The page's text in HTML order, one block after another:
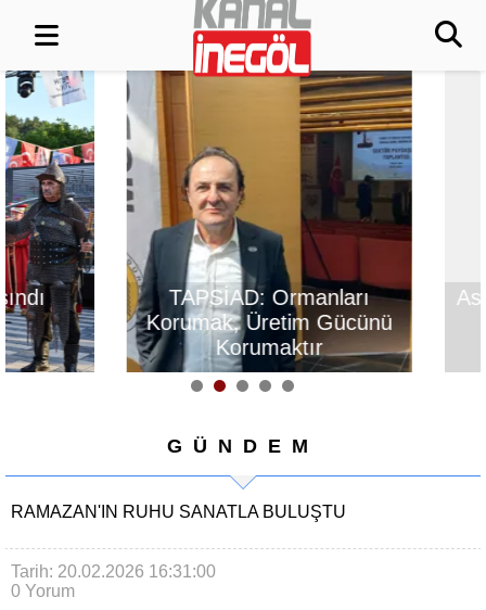
TAPSİAD: Ormanları
Korumak, Üretim Gücünü
Korumaktır
Aslı Hünel’den
müzik
GÜNDEM
RAMAZAN'IN RUHU SANATLA BULUŞTU
Tarih: 20.02.2026 16:31:00
0 Yorum